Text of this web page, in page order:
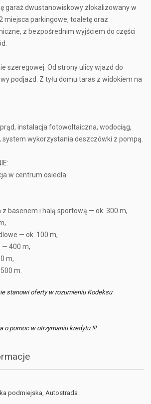
garaż dwustanowiskowy zlokalizowany w
miejsca parkingowe, toaletę oraz
z bezpośrednim wyjściem do części
szeregowej. Od strony ulicy wjazd do
podjazd. Z tyłu domu taras z widokiem na
instalacja fotowoltaiczna, wodociąg,
wykorzystania deszczówki z pompą.
w centrum osiedla.
z basenem i halą sportową — ok. 300 m,
— ok. 100 m,
— 400 m,
m,
m.
stanowi oferty w rozumieniu Kodeksu
o pomoc w otrzymaniu kredytu !!!
podmiejska, Autostrada